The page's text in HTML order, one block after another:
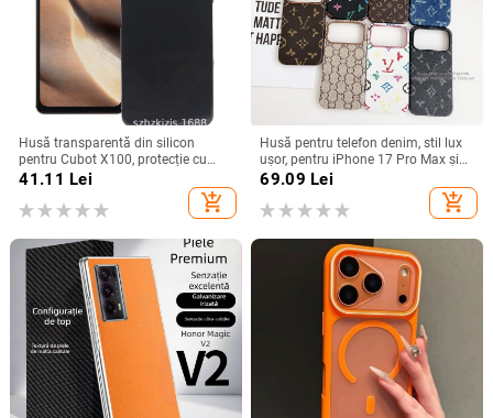
Husă transparentă din silicon
pentru Cubot X100, protecție cu
acoperire totală
41.11 Lei
add_shopping_cart
Husă pentru telefon denim, stil lux
ușor, pentru iPhone 17 Pro Max și
iPhone 16, cu acoperire totală
69.09 Lei
add_shopping_cart